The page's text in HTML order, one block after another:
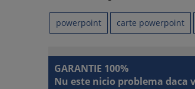
powerpoint carte powerpoint
GARANTIE 100%
Nu este nicio problema